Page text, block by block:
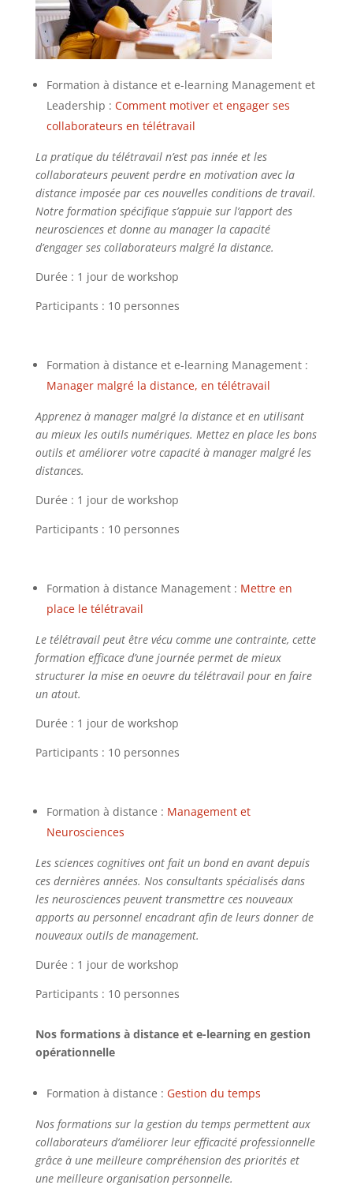
Formation à distance et e-learning Management et
Leadership : Comment motiver et engager ses
collaborateurs en télétravail
La pratique du télétravail n’est pas innée et les
collaborateurs peuvent perdre en motivation avec la
distance imposée par ces nouvelles conditions de travail.
Notre formation spécifique s’appuie sur l’apport des
neurosciences et donne au manager la capacité
d’engager ses collaborateurs malgré la distance.
Durée : 1 jour de workshop
Participants : 10 personnes
Formation à distance et e-learning Management :
Manager malgré la distance, en télétravail
Apprenez à manager malgré la distance et en utilisant
au mieux les outils numériques. Mettez en place les bons
outils et améliorer votre capacité à manager malgré les
distances.
Durée : 1 jour de workshop
Participants : 10 personnes
Formation à distance Management : Mettre en
place le télétravail
Le télétravail peut être vécu comme une contrainte, cette
formation efficace d’une journée permet de mieux
structurer la mise en oeuvre du télétravail pour en faire
un atout.
Durée : 1 jour de workshop
Participants : 10 personnes
Formation à distance : Management et
Neurosciences
Les sciences cognitives ont fait un bond en avant depuis
ces dernières années. Nos consultants spécialisés dans
les neurosciences peuvent transmettre ces nouveaux
apports au personnel encadrant afin de leurs donner de
nouveaux outils de management.
Durée : 1 jour de workshop
Participants : 10 personnes
Nos formations à distance et e-learning en gestion
opérationnelle
Formation à distance : Gestion du temps
Nos formations sur la gestion du temps permettent aux
collaborateurs d’améliorer leur efficacité professionnelle
grâce à une meilleure compréhension des priorités et
une meilleure organisation personnelle.